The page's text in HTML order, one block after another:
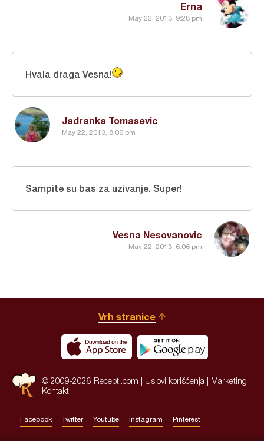
Erna
May 22, 2013, 9:28 pm
Jadranka Tomasevic
May 22, 2013, 8:06 pm
Hvala draga Vesna!
Vesna Nesovanovic
May 22, 2013, 6:06 pm
Sampite su bas za uzivanje. Super!
Vrh stranice
© 2009-2026 Recepti.com | Uslovi korišćenja Marketing
Kontakt
Facebook Twitter Youtube Instagram Pinterest